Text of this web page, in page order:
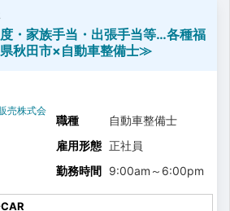
・家族手当・出張手当等…各種福
秋田市×自動車整備士≫
職種
自動車整備士
雇用形態 正社員
勤務時間 9:00am ～ 6:00pm